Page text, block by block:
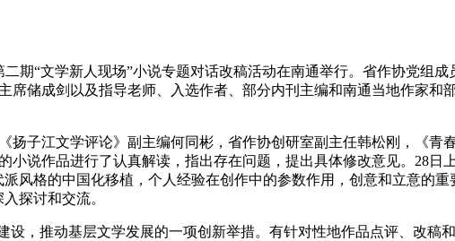
期“文学新人现场”小说专题对话改稿活动在南通举行。省作协党组
席储成剑 以及指导老师、入选作者、部分内刊主编和南通当地作家和
扬子江文学评论》副主编何同彬，省作协创研室副主任韩松刚，《青
说作品进行了认真解读，指出存在问题，提出具体修改意见。28日
风格的中国化移植，个人经验在创作中的参数作用，创意和立意的
探讨和交流。
，推动基层文学发展的一项创新举措。有针对性地作品点评、改稿